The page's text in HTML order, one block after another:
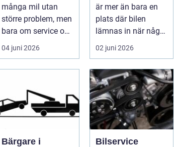
många mil utan
större problem, men
bara om service och
underhåll sköts i tid.
04 juni 2026
är mer än bara en
plats där bilen
lämnas in när något
går sönder. För
många biläg...
02 juni 2026
Bärgare i
Bilservice